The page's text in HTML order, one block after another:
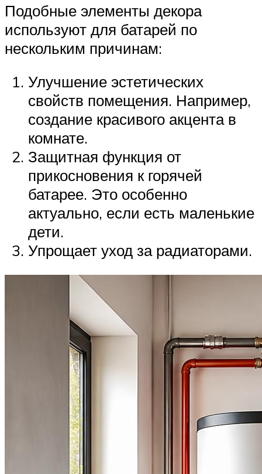
Подобные элементы декора
используют для батарей по
нескольким причинам:
Улучшение эстетических
свойств помещения. Например,
создание красивого акцента в
комнате.
Защитная функция от
прикосновения к горячей
батарее. Это особенно
актуально, если есть маленькие
дети.
Упрощает уход за радиаторами.